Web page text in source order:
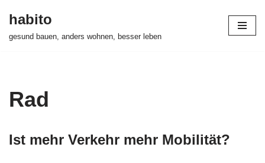
habito
gesund bauen, anders wohnen, besser leben
Rad
Ist mehr Verkehr mehr Mobilität?